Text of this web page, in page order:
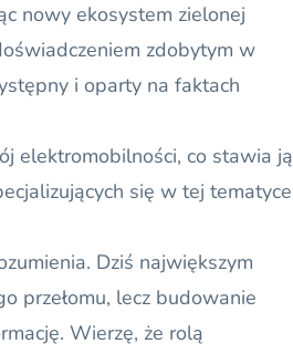
nowy ekosystem zielonej
zdobytym w
i oparty na faktach
elektromobilności, co stawia ją
się w tej tematyce
Dziś największym
przełomu, lecz budowanie
Wierzę, że rolą